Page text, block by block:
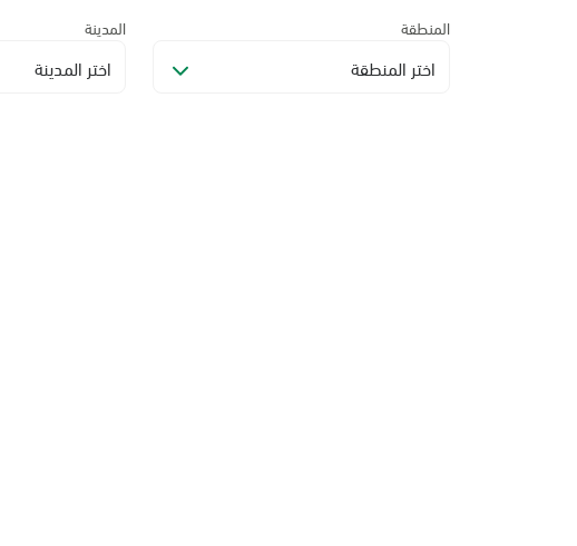
المنطقة
اختر المنطقة
المدينة
اختر المدينة